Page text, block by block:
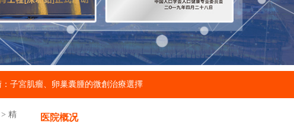
子宮肌瘤、卵巢囊腫的微創治療選擇
> 精 医院概况